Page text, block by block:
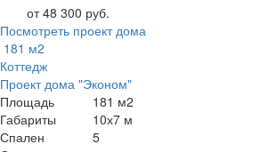
от 48 300 руб.
Посмотреть проект дома
181 м2
Коттедж
Проект дома "Эконом"
Площадь
181 м2
Габариты
10х7 м
Спален
5